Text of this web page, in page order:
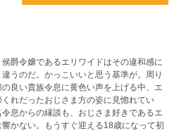
爵令嬢であるエリワイドはその違和感に
うのだ。かっこいいと思う基準が。周り
良い貴族令息に黄色い声を上げる中、エ
くれだったおじさま方の姿に見惚れてい
息からの縁談も、おじさま好きであるエ
響かない。もうすぐ迎える18歳になって初